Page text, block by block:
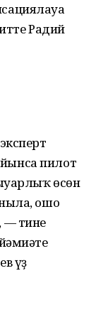
Радий
пилот
өсөн
ошо
— тине
үҙ